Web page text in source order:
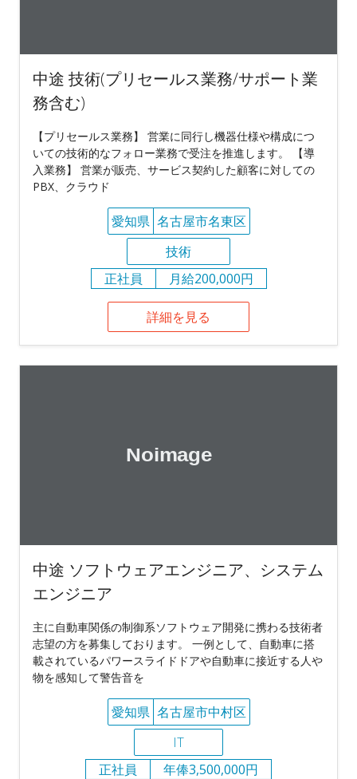
中途 技術(プリセールス業務/サポート業
務含む)
【プリセールス業務】 営業に同行し機器仕様や構成につ
いての技術的なフォロー業務で受注を推進します。 【導
入業務】 営業が販売、サービス契約した顧客に対しての
PBX、クラウド
愛知県 名古屋市名東区
技術
正社員
月給200,000円
詳細を見る
中途 ソフトウェアエンジニア、システム
エンジニア
主に自動車関係の制御系ソフトウェア開発に携わる技術者
志望の方を募集しております。 一例として、自動車に搭
載されているパワースライドドアや自動車に接近する人や
物を感知して警告音を
愛知県 名古屋市中村区
IT
正社員
年俸3,500,000円